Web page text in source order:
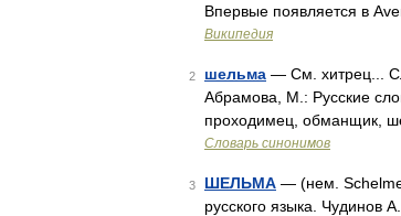
Впервые появляется в
Википедия
2 шельма — См. хитрец...
Абрамова, М.: Русские
проходимец, обманщик,
Словарь синонимов
3 ШЕЛЬМА — (нем.
русского языка.